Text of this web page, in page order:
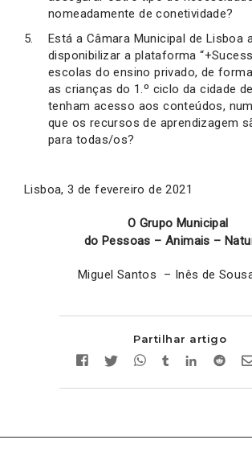
nomeadamente de conetividade?
Está a Câmara Municipal de Lisboa
disponibilizar a plataforma
escolas do ensino privado, de
as crianças do 1.º ciclo da cidade
tenham acesso aos conteúdos,
que os recursos de aprendizagem
para todas/os?
Lisboa, 3 de fevereiro de 2021
O Grupo Municipal
do Pessoas – Animais –
Miguel Santos – Inês de
Partilhar artigo